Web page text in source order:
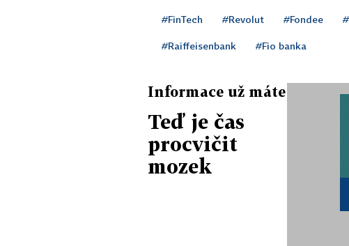
#FinTech #Revolut #Fondee
#Raiffeisenbank #Fio banka
Informace už máte
Teď je čas
procvičit
mozek